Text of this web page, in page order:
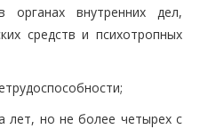
внутренних дел,
средств и психотропных
лет, но не более четырех с